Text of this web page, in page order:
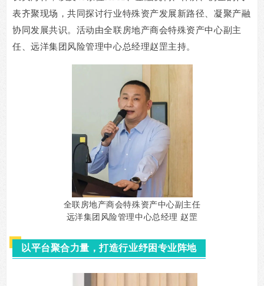
表齐聚现场，共同探讨行业特殊资产发展新路径、凝聚产融
协同发展共识。活动由全联房地产商会特殊资产中心副主
任、远洋集团风险管理中心总经理赵罡主持。
全联房地产商会特殊资产中心副主任
远洋集团风险管理中心总经理 赵罡
以平台聚合力量，打造行业纾困专业阵地